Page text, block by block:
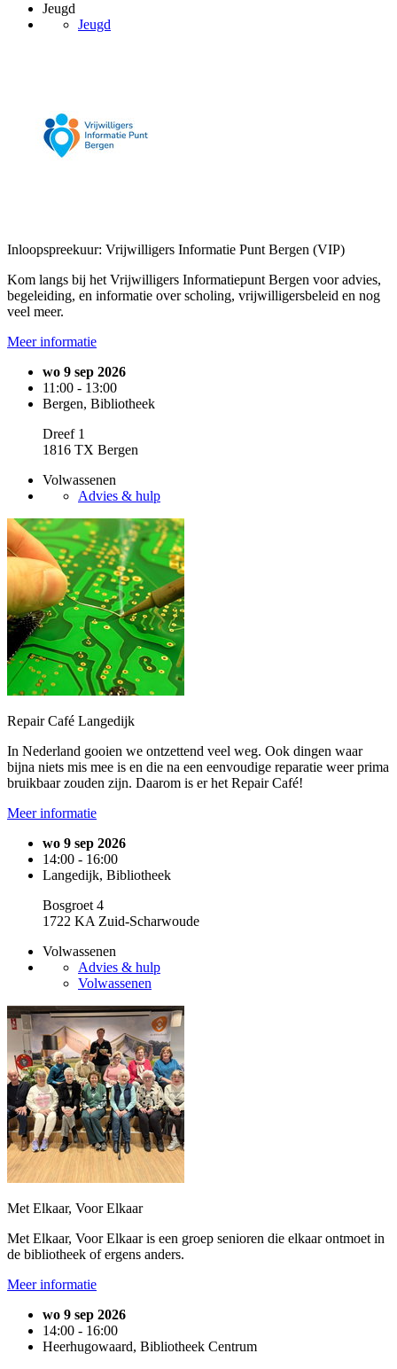
Jeugd
Jeugd
Inloopspreekuur: Vrijwilligers Informatie Punt Bergen (VIP)
Kom langs bij het Vrijwilligers Informatiepunt Bergen voor advies,
begeleiding, en informatie over scholing, vrijwilligersbeleid en nog
veel meer.
Meer informatie
wo 9 sep 2026
11:00 - 13:00
Bergen, Bibliotheek
Dreef 1
1816 TX Bergen
Volwassenen
Advies & hulp
Repair Café Langedijk
In Nederland gooien we ontzettend veel weg. Ook dingen waar
bijna niets mis mee is en die na een eenvoudige reparatie weer prima
bruikbaar zouden zijn. Daarom is er het Repair Café!
Meer informatie
wo 9 sep 2026
14:00 - 16:00
Langedijk, Bibliotheek
Bosgroet 4
1722 KA Zuid-Scharwoude
Volwassenen
Advies & hulp
Volwassenen
Met Elkaar, Voor Elkaar
Met Elkaar, Voor Elkaar is een groep senioren die elkaar ontmoet in
de bibliotheek of ergens anders.
Meer informatie
wo 9 sep 2026
14:00 - 16:00
Heerhugowaard, Bibliotheek Centrum